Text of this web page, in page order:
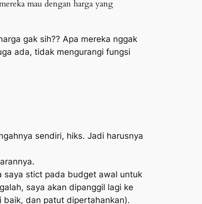
mau dengan harga yang
gak sih?? Apa mereka nggak
ada, tidak mengurangi fungsi
sendiri, hiks. Jadi harusnya
saya stict pada budget awal untuk
saya akan dipanggil lagi ke
dan patut dipertahankan).